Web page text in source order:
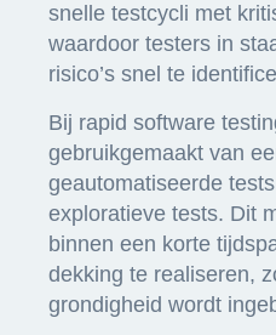
snelle testcycli met
waardoor testers in
risico’s snel te
Bij rapid software
gebruikgemaakt van
geautomatiseerde
exploratieve tests. Dit
binnen een korte
dekking te realiseren,
grondigheid wordt